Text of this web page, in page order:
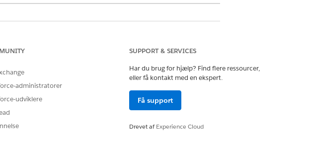
chat i app, Forbedret webchat v1, Forbedret webchat v2,
og Forbedret Facebook Messenger, Standard og
sms, Forbedrede Apple-meddelelser for forretning,
linje og Bring Your Own Channel
Titlen for en Rullelisteindholdstype viser f.eks. ellipser, fordi
administratorer
udviklere
SUPPORT & SERVICES
Har du brug for hjælp? Find flere ressourcer,
eller få kontakt med en ekspert.
Få support
Drevet afExperience Cloud